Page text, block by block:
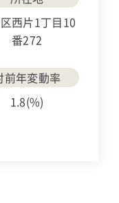
西片1丁目10
番272
前年変動率
1.8(%)